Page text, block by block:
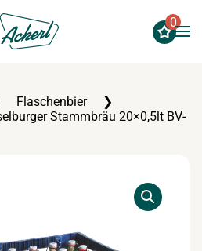
0
Flaschenbier
Stammbräu 20×0,5lt BV-